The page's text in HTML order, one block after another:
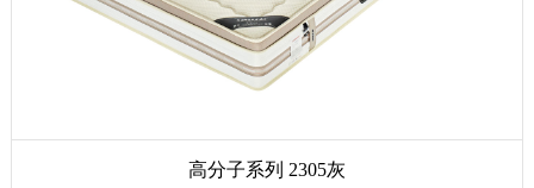
高分子系列 2305灰